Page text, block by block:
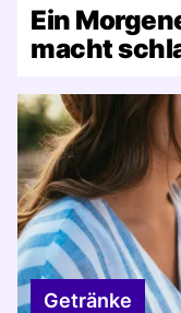
Ein
macht
Getränke